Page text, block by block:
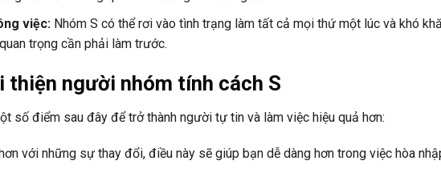
việc: Nhóm S có thể rơi vào tình trạng làm tất cả mọi thứ một lúc và khó
trọng cần phải làm trước.
thiện người nhóm tính cách S
số điểm sau đây để trở thành người tự tin và làm việc hiệu quả hơn:
với những sự thay đổi, điều này sẽ giúp bạn dễ dàng hơn trong việc hòa